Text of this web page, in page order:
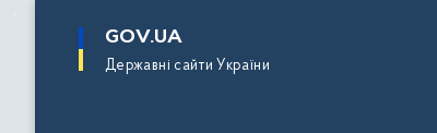
основного
GOV.UA
Державні сайти України